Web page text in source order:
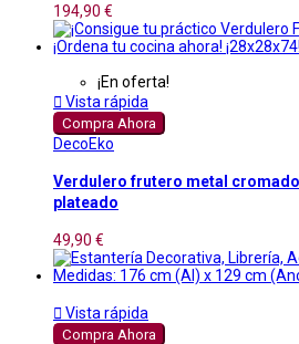
194,90 €
¡En oferta!
 Vista rápida
Compra Ahora
DecoEko
Verdulero frutero metal
plateado
49,90 €
 Vista rápida
Compra Ahora